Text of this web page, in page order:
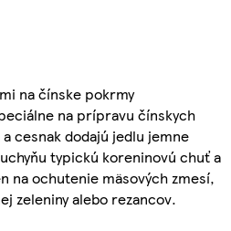
na čínske pokrmy
na prípravu čínskych
cesnak dodajú jedlu jemne
typickú koreninovú chuť a
na ochutenie mäsových zmesí,
zeleniny alebo rezancov.